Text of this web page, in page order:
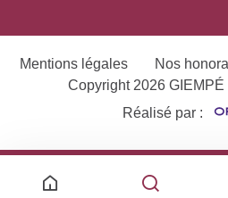
Mentions légales Nos
Copyright 2026 GIEMPÉ
Réalisé par :